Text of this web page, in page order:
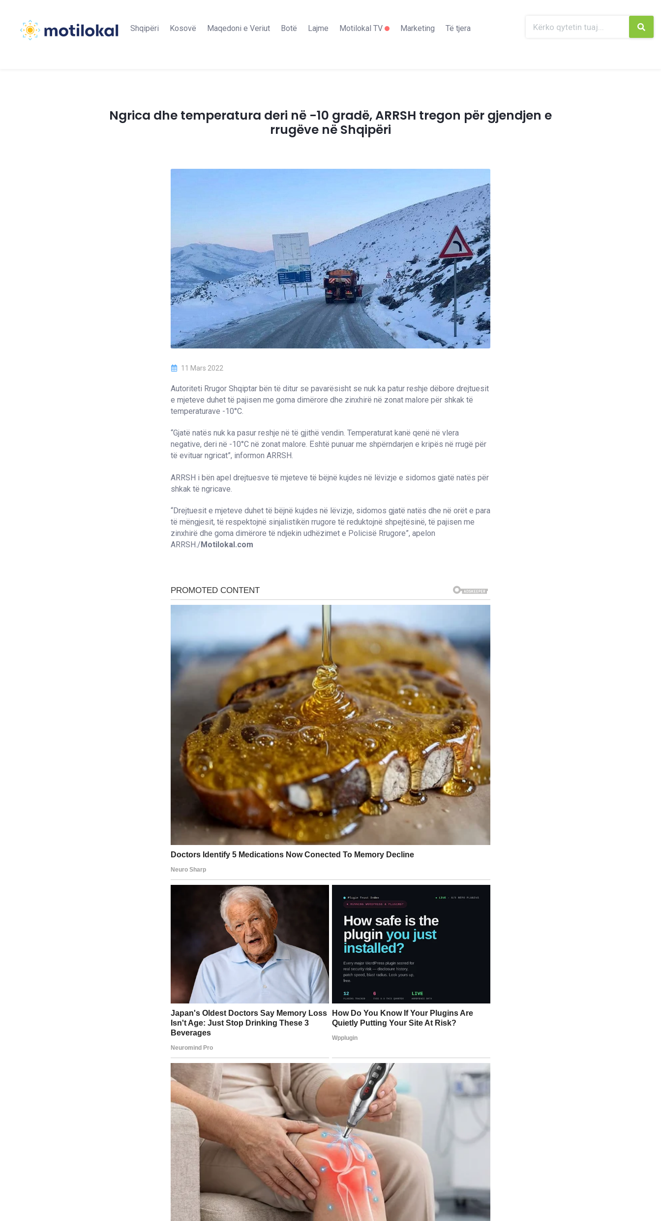
Shqipëri Kosovë Maqedoni e Veriut Botë Lajme Motilokal TV Marketing Të tjera
Ngrica dhe temperatura deri në -10 gradë, ARRSH tregon për gjendjen e
rrugëve në Shqipëri
11 Mars 2022
Autoriteti Rrugor Shqiptar bën të ditur se pavarësisht se nuk ka patur reshje dëbore drejtuesit
e mjeteve duhet të pajisen me goma dimërore dhe zinxhirë në zonat malore për shkak të
temperaturave -10°C.
“Gjatë natës nuk ka pasur reshje në të gjithë vendin. Temperaturat kanë qenë në vlera
negative, deri në -10°C në zonat malore. Është punuar me shpërndarjen e kripës në rrugë për
të evituar ngricat”, informon ARRSH.
ARRSH i bën apel drejtuesve të mjeteve të bëjnë kujdes në lëvizje e sidomos gjatë natës për
shkak të ngricave.
“Drejtuesit e mjeteve duhet të bëjnë kujdes në lëvizje, sidomos gjatë natës dhe në orët e para
të mëngjesit, të respektojnë sinjalistikën rrugore të reduktojnë shpejtësinë, të pajisen me
zinxhirë dhe goma dimërore të ndjekin udhëzimet e Policisë Rrugore”, apelon
ARRSH./ Motilokal.com